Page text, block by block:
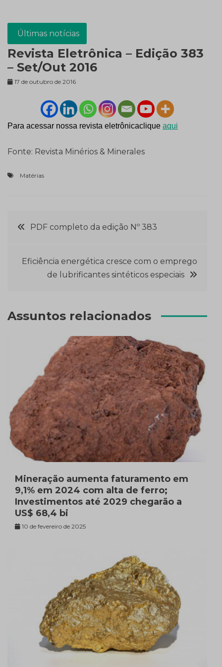
Últimas notícias
Revista Eletrônica – Edição 383
– Set/Out 2016
17 de outubro de 2016
Para acessar nossa revista eletrônicaclique aqui
Fonte: Revista Minérios & Minerales
Matérias
Navegação
PDF completo da edição Nº 383
Eficiência energética cresce com o emprego
de lubrificantes sintéticos especiais
Assuntos relacionados
Mineração aumenta faturamento em
9,1% em 2024 com alta de ferro;
Investimentos até 2029 chegarão a
US$ 68,4 bi
10 de fevereiro de 2025